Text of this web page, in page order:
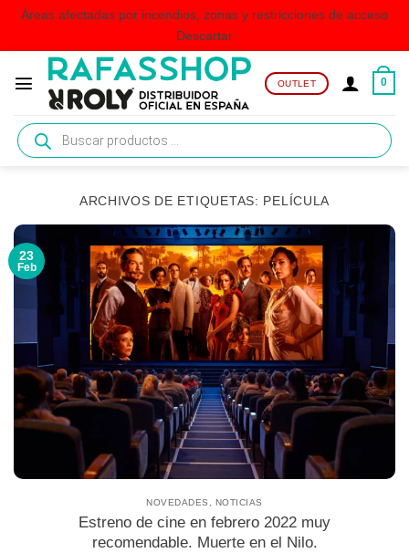
Áreas afectadas por incendios, zonas y restricciones de acceso
Descartar
contenido
OUTLET 0
Búsqueda
de
productos
ARCHIVOS DE ETIQUETAS: PELÍCULA
23
Feb
NOVEDADES , NOTICIAS
Estreno de cine en febrero 2022 muy
recomendable. Muerte en el Nilo.